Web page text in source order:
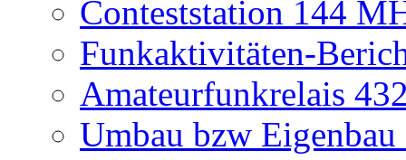
Conteststation 144
Funkaktivitäten-
Amateurfunkrelais
Umbau bzw